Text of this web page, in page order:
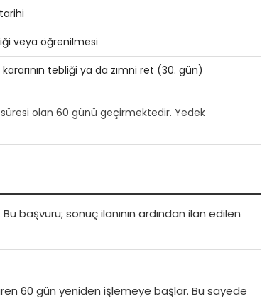
veya öğrenilmesi
tebliği ya da zımni ret (30. gün)
olan 60 günü geçirmektedir. Yedek
başvuru; sonuç ilanının ardından ilan edilen
60 gün yeniden işlemeye başlar. Bu sayede